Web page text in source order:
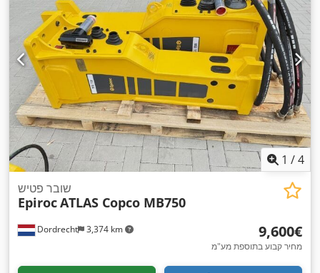
1 /4
Dordrecht 3,374 km
שובר פטיש
EpirocATLAS Copco MB750
‏9,600 ‏€
מחיר קבוע בתוספת מע"מ